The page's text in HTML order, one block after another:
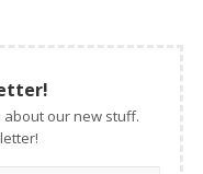
about our new stuff.